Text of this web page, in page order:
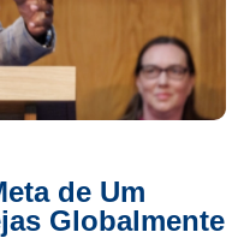
de Um
Globalmente